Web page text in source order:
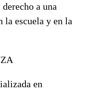
a una
la escuela y en la
en